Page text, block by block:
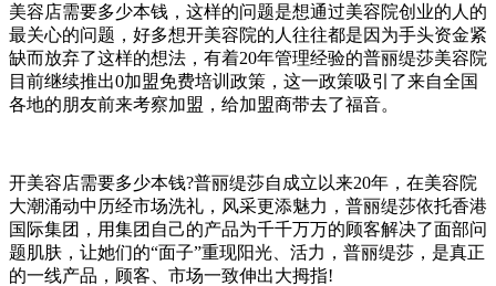
美容店需要多少本钱，这样的问题是想通过美容院创业的人的
最关心的问题，好多想开美容院的人往往都是因为手头资金紧
缺而放弃了这样的想法，有着20年管理经验的普丽缇莎美容院
目前继续推出0加盟免费培训政策，这一政策吸引了来自全国
各地的朋友前来考察加盟，给加盟商带去了福音。
开美容店需要多少本钱?普丽缇莎自成立以来20年，在美容院
大潮涌动中历经市场洗礼，风采更添魅力，普丽缇莎依托香港
国际集团，用集团自己的产品为千千万万的顾客解决了面部问
题肌肤，让她们的“面子”重现阳光、活力，普丽缇莎，是真正
的一线产品，顾客、市场一致伸出大拇指!